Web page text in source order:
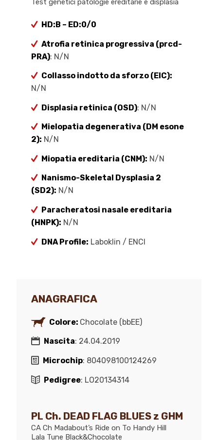
Test genetici patologie ereditarie e displasia
HD:B – ED:0/0
Atrofia retinica progressiva (prcd-
PRA): N/N
Collasso indotto da sforzo (EIC):
N/N
Displasia retinica (OSD): N/N
Mielopatia degenerativa (DM esone
2): N/N
Miopatia ereditaria (CNM): N/N
Nanismo-Skeletal Dysplasia 2
(SD2): N/N
Paracheratosi nasale ereditaria
(HNPK): N/N
DNA Profile: Laboklin / ENCI
ANAGRAFICA
Colore: Chocolate (bbEE)
Nascita: 24.04.2019
Microchip: 804098100124269
Pedigree: LO20134314
PL Ch. DEAD FLAG BLUES z GHM
CA Ch Madabout’s Ride on To Handy Hill
Lala Tune Black&Chocolate